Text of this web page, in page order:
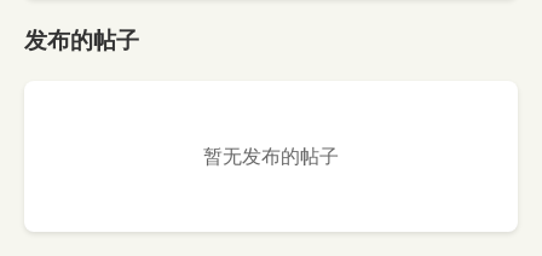
发布的帖子
暂无发布的帖子